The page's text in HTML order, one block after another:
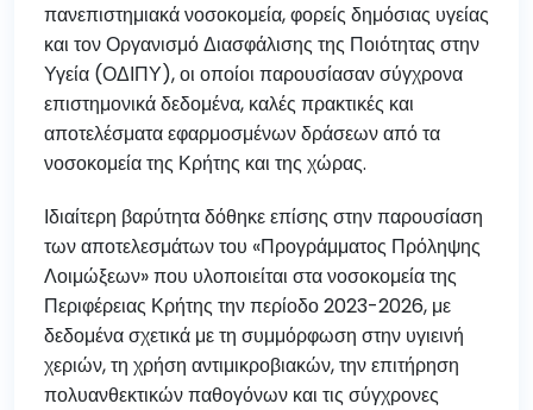
πανεπιστημιακά νοσοκομεία, φορείς δημόσιας υγείας
και τον Οργανισμό Διασφάλισης της Ποιότητας στην
Υγεία (ΟΔΙΠΥ), οι οποίοι παρουσίασαν σύγχρονα
επιστημονικά δεδομένα, καλές πρακτικές και
αποτελέσματα εφαρμοσμένων δράσεων από τα
νοσοκομεία της Κρήτης και της χώρας.
Ιδιαίτερη βαρύτητα δόθηκε επίσης στην παρουσίαση
των αποτελεσμάτων του «Προγράμματος Πρόληψης
Λοιμώξεων» που υλοποιείται στα νοσοκομεία της
Περιφέρειας Κρήτης την περίοδο 2023-2026, με
δεδομένα σχετικά με τη συμμόρφωση στην υγιεινή
χεριών, τη χρήση αντιμικροβιακών, την επιτήρηση
πολυανθεκτικών παθογόνων και τις σύγχρονες